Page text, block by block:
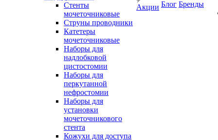
Стенты
мочеточниковые
Струны проводники
Катетеры
мочеточниковые
Наборы для
надлобковой
цистостомии
Наборы для
перкутанной
нефростомии
Наборы для
установки
мочеточникового
стента
Кожухи для доступа
Акции Блог Бренды